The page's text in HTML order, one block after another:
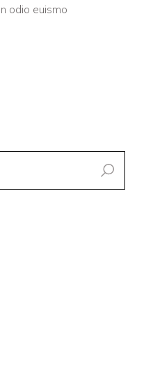
odio euismo